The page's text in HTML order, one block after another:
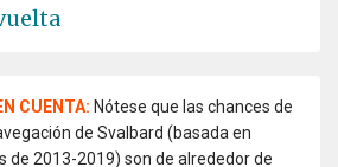
CUENTA: Nótese que las chances de
de Svalbard (basada en
de 2013-2019) son de alrededor de